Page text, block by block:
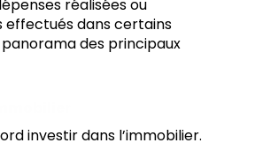
réalisées ou
effectués dans certains
des principaux
investir dans l’immobilier.